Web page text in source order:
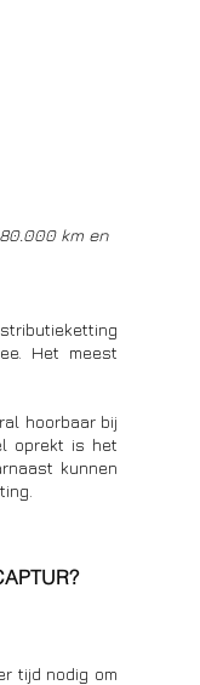
km en
Het meest
hoorbaar bij
oprekt is het
kunnen
tijd nodig om